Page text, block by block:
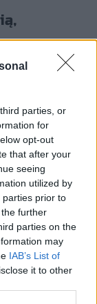
parties, or
for
opt-out
that after your
seeing
utilized by
parties prior to
further
parties on the
may
IAB’s List of
it to other
zmierzyli się z
spisali się
damie (2:1), a
natsu,
stosunku 5:1.
z Anglią. Tu
gorzej,
punkt. Zaczęło
natsu, którego
Hunt (2:2).
się damie,
2:4. Jego